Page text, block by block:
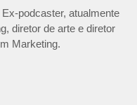
podcaster, atualmente
diretor de arte e diretor
Marketing.